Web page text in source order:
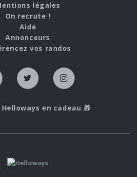
légales
On recrute !
Aide
Annonceurs
vos randos
en cadeau 🎁